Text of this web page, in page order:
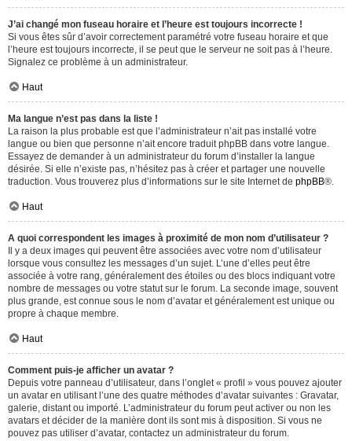
J’ai changé mon fuseau horaire et l’heure est toujours incorrecte !
Si vous êtes sûr d’avoir correctement paramétré votre fuseau horaire et que
l’heure est toujours incorrecte, il se peut que le serveur ne soit pas à l’heure.
Signalez ce problème à un administrateur.
Haut
Ma langue n’est pas dans la liste !
La raison la plus probable est que l’administrateur n’ait pas installé votre
langue ou bien que personne n’ait encore traduit phpBB dans votre langue.
Essayez de demander à un administrateur du forum d’installer la langue
désirée. Si elle n’existe pas, n’hésitez pas à créer et partager une nouvelle
traduction. Vous trouverez plus d’informations sur le site Internet de phpBB®.
Haut
A quoi correspondent les images à proximité de mon nom d’utilisateur ?
Il y a deux images qui peuvent être associées avec votre nom d’utilisateur
lorsque vous consultez les messages d’un sujet. L’une d’elles peut être
associée à votre rang, généralement des étoiles ou des blocs indiquant votre
nombre de messages ou votre statut sur le forum. La seconde image, souvent
plus grande, est connue sous le nom d’avatar et généralement est unique ou
propre à chaque membre.
Haut
Comment puis-je afficher un avatar ?
Depuis votre panneau d’utilisateur, dans l’onglet « profil » vous pouvez ajouter
un avatar en utilisant l’une des quatre méthodes d’avatar suivantes : Gravatar,
galerie, distant ou importé. L’administrateur du forum peut activer ou non les
avatars et décider de la manière dont ils sont mis à disposition. Si vous ne
pouvez pas utiliser d’avatar, contactez un administrateur du forum.